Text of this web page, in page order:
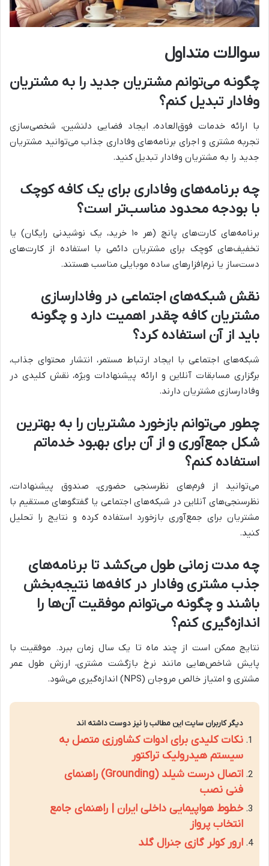
سوالات متداول
چگونه می‌توانم مشتریان جدید را به مشتریان
وفادار تبدیل کنم؟
با ارائه خدمات فوق‌العاده، ایجاد فضایی دلنشین، شخصی‌سازی
تجربه مشتری و اجرای برنامه‌های وفاداری جذاب می‌توانید مشتریان
جدید را به مشتریان وفادار تبدیل کنید.
چه برنامه‌های وفاداری برای یک کافه کوچک
با بودجه محدود مناسب‌تر است؟
برنامه‌های کارت‌های پانچ (هر ۱۰ خرید، یک نوشیدنی رایگان) یا
تخفیف‌های کوچک برای مشتریان دائمی با استفاده از کارت‌های
دست‌ساز یا نرم‌افزارهای ساده موبایلی مناسب هستند.
نقش شبکه‌های اجتماعی در وفادارسازی
مشتریان کافه چقدر اهمیت دارد و چگونه
باید از آن استفاده کرد؟
شبکه‌های اجتماعی با ایجاد ارتباط مستمر، انتشار محتوای جذاب،
برگزاری مسابقات آنلاین و ارائه پیشنهادات ویژه، نقش کلیدی در
وفادارسازی مشتریان دارند.
چطور می‌توانم بازخورد مشتریان را به بهترین
شکل جمع‌آوری و از آن برای بهبود خدماتم
استفاده کنم؟
می‌توانید از فرم‌های نظرسنجی حضوری، صندوق پیشنهادات،
نظرسنجی‌های آنلاین در شبکه‌های اجتماعی یا گفتگوهای مستقیم با
مشتریان برای جمع‌آوری بازخورد استفاده کرده و نتایج را تحلیل
کنید.
چه مدت زمانی طول می‌کشد تا برنامه‌های
جذب مشتری وفادار در کافه‌ها نتیجه‌بخش
باشند و چگونه می‌توانم موفقیت آن‌ها را
اندازه‌گیری کنم؟
نتایج ممکن است از چند ماه تا یک سال زمان ببرد. موفقیت با
پایش شاخص‌هایی مانند نرخ بازگشت مشتری، ارزش طول عمر
مشتری و امتیاز خالص مروجان (NPS) اندازه‌گیری می‌شود.
دیگر کاربران سایت این مطالب را نیز دوست داشته اند
نکات کلیدی برای ادوات کشاورزی متصل به
سیستم هیدرولیک تراکتور
اتصال درست شیلد (Grounding) راهنمای
فنی نصب
خطوط هواپیمایی داخلی ایران | راهنمای جامع
انتخاب پرواز
ارور کولر گازی جنرال گلد